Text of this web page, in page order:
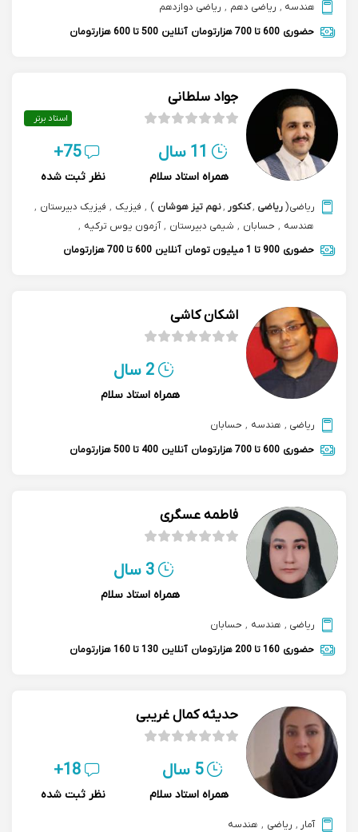
هندسه , ریاضی دهم , ریاضی دوازدهم
حضوری 600 تا 700 هزارتومان آنلاین 500 تا 600 هزارتومان
جواد سلطانی
استاد برتر
11 سال
همراه استاد سلام
75+
نظر ثبت شده
ریاضی(ریاضی ,کنکور ,نهم تیز هوشان )
, فیزیک , فیزیک دبیرستان ,
هندسه , حسابان , شیمی دبیرستان , آزمون یوس ترکیه ,
هوش و استعداد تحلیلی تیزهوشان
حضوری 900 تا 1 میلیون تومان آنلاین 600 تا 700 هزارتومان
اشکان کاشی
2 سال
همراه استاد سلام
ریاضی , هندسه , حسابان
حضوری 600 تا 700 هزارتومان آنلاین 400 تا 500 هزارتومان
فاطمه عسگری
3 سال
همراه استاد سلام
ریاضی , هندسه , حسابان
حضوری 160 تا 200 هزارتومان آنلاین 130 تا 160 هزارتومان
حدیثه کمال غریبی
5 سال
همراه استاد سلام
18+
نظر ثبت شده
آمار , ریاضی , هندسه